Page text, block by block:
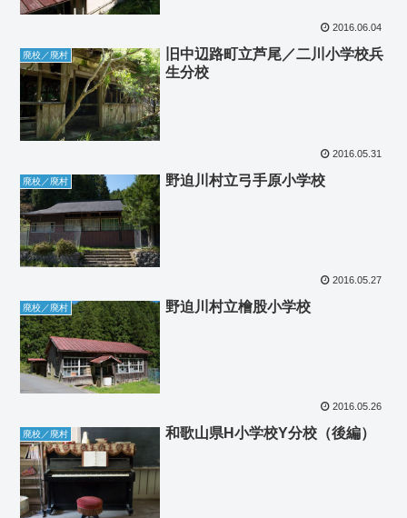
2016.06.04
廃校／廃村
旧中辺路町立芦尾／二川小学校兵
生分校
2016.05.31
廃校／廃村 野迫川村立弓手原小学校
2016.05.27
廃校／廃村 野迫川村立檜股小学校
2016.05.26
廃校／廃村 和歌山県H小学校Y分校（後編）